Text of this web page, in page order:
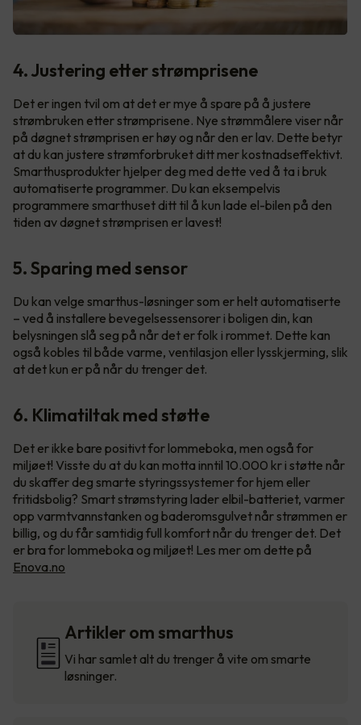
4. Justering etter strømprisene
Det er ingen tvil om at det er mye å spare på å justere
strømbruken etter strømprisene. Nye strømmålere viser når
på døgnet strømprisen er høy og når den er lav. Dette betyr
at du kan justere strømforbruket ditt mer kostnadseffektivt.
Smarthusprodukter hjelper deg med dette ved å ta i bruk
automatiserte programmer. Du kan eksempelvis
programmere smarthuset ditt til å kun lade el-bilen på den
tiden av døgnet strømprisen er lavest!
5. Sparing med sensor
Du kan velge smarthus-løsninger som er helt automatiserte
– ved å installere bevegelsessensorer i boligen din, kan
belysningen slå seg på når det er folk i rommet. Dette kan
også kobles til både varme, ventilasjon eller lysskjerming, slik
at det kun er på når du trenger det.
6. Klimatiltak med støtte
Det er ikke bare positivt for lommeboka, men også for
miljøet! Visste du at du kan motta inntil 10.000 kr i støtte når
du skaffer deg smarte styringssystemer for hjem eller
fritidsbolig? Smart strømstyring lader elbil-batteriet, varmer
opp varmtvannstanken og baderomsgulvet når strømmen er
billig, og du får samtidig full komfort når du trenger det. Det
er bra for lommeboka og miljøet! Les mer om dette på
Enova.no
Artikler om smarthus
Vi har samlet alt du trenger å vite om smarte
løsninger.